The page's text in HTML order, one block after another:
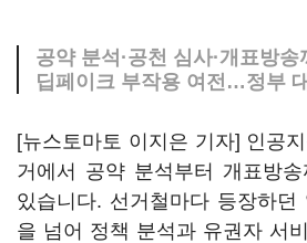
공약 분석·공천 심사·개표방
딥페이크 부작용 여전…정부
[뉴스토마토 이지은 기자] 인공
거에서 공약 분석부터 개표방
있습니다. 선거철마다 등장하던
을 넘어 정책 분석과 유권자 서